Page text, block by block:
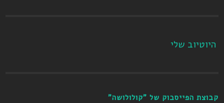
היוטיוב שלי
קבוצת הפייסבוק של "קולולושה"